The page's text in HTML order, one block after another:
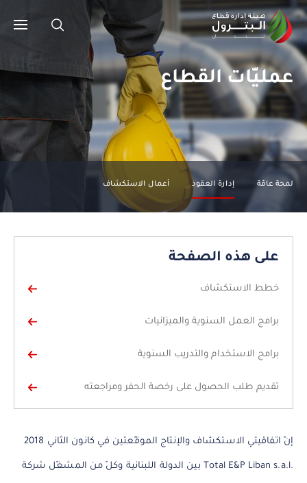
عمليّات القطاع
لمحة عامّة إدارة العقود أعمال الاستكشاف
على هذه الصفحة
خطط الاستكشاف
برامج العمل السنوية والميزانيات
برامج الاستخدام والتدريب السنوية
تقديم طلب الحصول على رخصة الحفر ومراجعته
إنّ اتفاقيتي الاستكشاف والإنتاج الموقّعتين في كانون الثاني 2018
بين الدولة اللبنانية وكلّ من المشغّل شركة Total E&P Liban s.a.l.